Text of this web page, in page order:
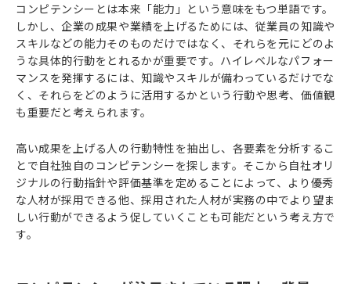
コンピテンシーとは本来「能力」という意味をもつ単語です。
しかし、企業の成果や業績を上げるためには、従業員の知識や
スキルなどの能力そのものだけではなく、それらを元にどのよ
うな具体的行動をとれるかが重要です。ハイレベルなパフォー
マンスを発揮するには、知識やスキルが備わっているだけでな
く、それらをどのように活用するかという行動や思考、価値観
も重要だと考えられます。
高い成果を上げる人の行動特性を抽出し、各要素を分析するこ
とで自社独自のコンピテンシーを探します。そこから自社オリ
ジナルの行動指針や評価基準を定めることによって、より優秀
な人材が採用できる他、採用された人材が実務の中でより望ま
しい行動ができるよう促していくことも可能だという考え方で
す。